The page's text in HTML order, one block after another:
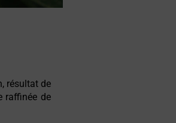
résultat de
raffinée de